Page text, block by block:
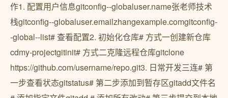
作1. 配置用户信息gitconfig--globaluser.name张老师技术
栈gitconfig--globaluser.emailzhangexample.comgitconfig-
-global--list# 查看配置2. 初始化仓库# 方式一创建新仓库
cdmy-projectgitinit# 方式二克隆远程仓库gitclone
https://github.com/username/repo.git3. 日常开发三连# 第
一步查看状态gitstatus# 第二步添加到暂存区gitadd文件名